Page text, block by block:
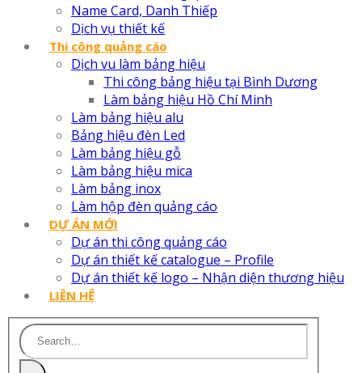
Name Card, Danh Thiếp
Dịch vụ thiết kế
Thi công quảng cáo
Dịch vu làm bảng hiệu
Thi công bảng hiệu tại Bình Dương
Làm bảng hiệu Hồ Chí Minh
Làm bảng hiệu alu
Bảng hiệu đèn Led
Làm bảng hiệu gỗ
Làm bảng hiệu mica
Làm bảng inox
Làm hộp đèn quảng cáo
DỰ ÁN MỚI
Dự án thi công quảng cáo
Dự án thiết kế catalogue – Profile
Dự án thiết kế logo – Nhận diện thương hiệu
LIÊN HỆ